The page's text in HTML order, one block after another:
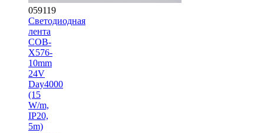
059119
Светодиодная
лента
COB-
X576-
10mm
24V
Day4000
(15
W/m,
IP20,
5m)